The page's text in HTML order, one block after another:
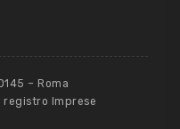
– Roma
registro Imprese